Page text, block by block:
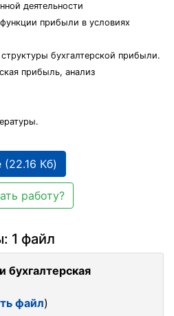
деятельности
прибыли в условиях
бухгалтерской прибыли.
прибыль, анализ
(22.16 Кб)
работу?
1 файл
бухгалтерская
файл)